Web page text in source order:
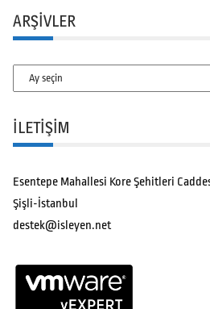
ARŞIVLER
Arşivler
İLETİŞİM
Esentepe Mahallesi Kore Şehitleri
Şişli-İstanbul
destek@isleyen.net